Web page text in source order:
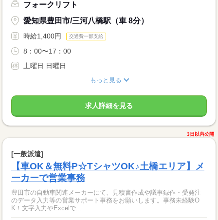
フォークリフト
愛知県豊田市/三河八橋駅（車 8分）
時給1,400円 交通費一部支給
8：00〜17：00
土曜日 日曜日
もっと見る
求人詳細を見る
3日以内公開
[一般派遣]
【車OK＆無料P☆TシャツOK♪土橋エリア】メ
ーカーで営業事務
豊田市の自動車関連メーカーにて、見積書作成や議事録作・受発注
のデータ入力等の営業サポート事務をお願いします。事務未経験O
K！文字入力やExcelで...